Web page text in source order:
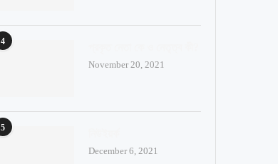
4
November 20, 2021
5
December 6, 2021